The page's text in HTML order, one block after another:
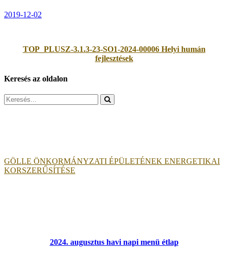
2019-12-02
TOP_PLUSZ-3.1.3-23-SO1-2024-00006 Helyi humán
fejlesztések
Keresés az oldalon
Search
for:
GÖLLE ÖNKORMÁNYZATI ÉPÜLETÉNEK ENERGETIKAI
KORSZERŰSÍTÉSE
2024. augusztus havi napi menü étlap